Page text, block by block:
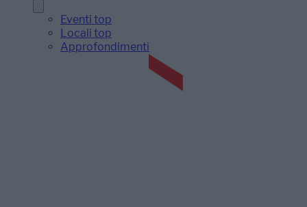
Eventi top
Locali top
Approfondimenti